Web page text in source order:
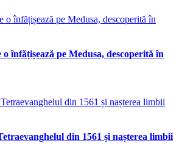
înfățișează pe Medusa, descoperită în
din 1561 și nașterea limbii